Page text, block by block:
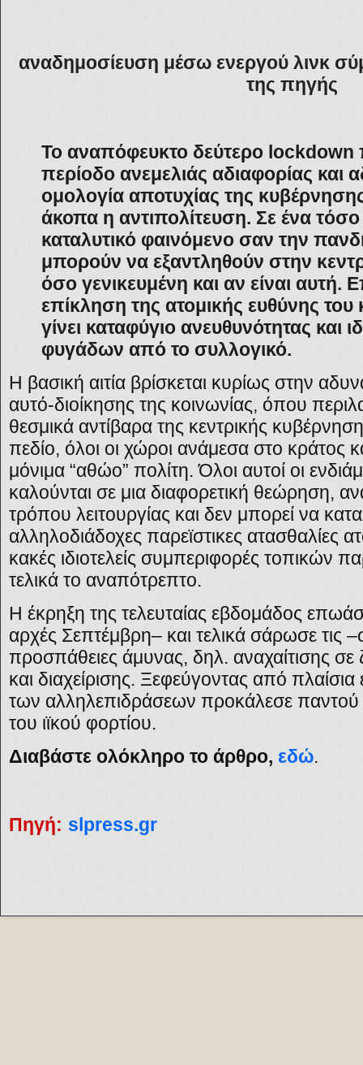
αναδημοσίευση μέσω ενεργού λινκ
της πηγής
Το αναπόφευκτο δεύτερο lockdown
περίοδο ανεμελιάς αδιαφορίας και
ομολογία αποτυχίας της
άκοπα η αντιπολίτευση. Σε ένα
καταλυτικό φαινόμενο σαν την
μπορούν να εξαντληθούν στην
όσο γενικευμένη και αν είναι αυτή.
επίκληση της ατομικής ευθύνης
γίνει καταφύγιο ανευθυνότητας και
φυγάδων από το συλλογικό.
Η βασική αιτία βρίσκεται κυρίως στην
αυτό-διοίκησης της κοινωνίας, όπου
θεσμικά αντίβαρα της κεντρικής
πεδίο, όλοι οι χώροι ανάμεσα στο κράτος
μόνιμα “αθώο” πολίτη. Όλοι αυτοί οι
καλούνται σε μια διαφορετική θεώρηση,
τρόπου λειτουργίας και δεν μπορεί να
αλληλοδιάδοχες παρεϊστικες ατασθαλίες
κακές ιδιοτελείς συμπεριφορές τοπικών
τελικά το αναπότρεπτο.
Η έκρηξη της τελευταίας εβδομάδος
αρχές Σεπτέμβρη– και τελικά σάρωσε τις
προσπάθειες άμυνας, δηλ. αναχαίτισης σε
και διαχείρισης. Ξεφεύγοντας από
των αλληλεπιδράσεων προκάλεσε παντού
του ιϊκού φορτίου.
Διαβάστε ολόκληρο το άρθρο, εδώ.
Πηγή: slpress.gr